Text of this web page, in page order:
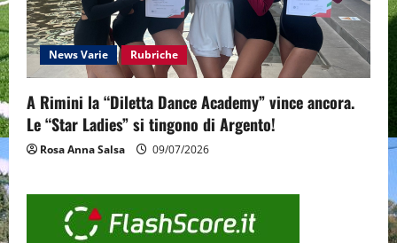
News Varie Rubriche
A Rimini la “Diletta Dance Academy” vince ancora.
Le “Star Ladies” si tingono di Argento!
Rosa Anna Salsa 09/07/2026